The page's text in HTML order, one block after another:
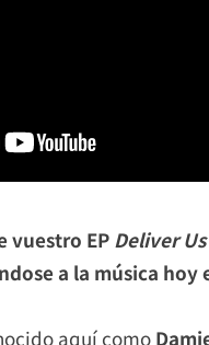
vuestro EPDeliver Us
a la música hoy
aquí como